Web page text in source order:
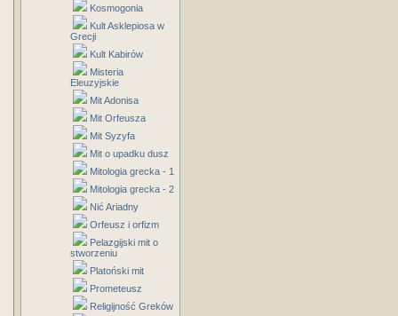
Kosmogonia
Kult Asklepiosa w
Grecji
Kult Kabirów
Misteria
Eleuzyjskie
Mit Adonisa
Mit Orfeusza
Mit Syzyfa
Mit o upadku dusz
Mitologia grecka - 1
Mitologia grecka - 2
Nić Ariadny
Orfeusz i orfizm
Pelazgijski mit o
stworzeniu
Platoński mit
Prometeusz
Religijność Greków